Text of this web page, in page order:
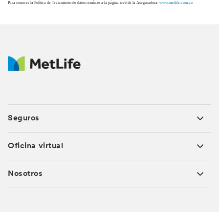
Para conocer la Política de Tratamiento de datos remítase a la página web de la Aseguradora: www.metlife.com.co
Seguros
Oficina virtual
Nosotros